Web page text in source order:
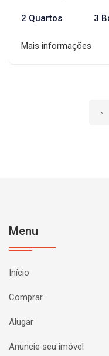
2 Quartos 3
Mais informações
‹
Menu
Início
Comprar
Alugar
Anuncie seu imóvel